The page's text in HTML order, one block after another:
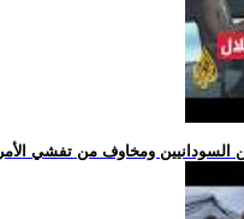
السودانيين ومخاوف من تفشي الأمر